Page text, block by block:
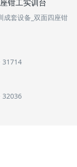
钳工实训台
成套设备_双面四座钳
31714
32036